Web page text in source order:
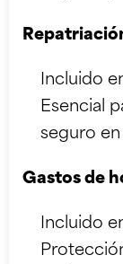
Incluido
Esencial
seguro
Gastos de
Incluido